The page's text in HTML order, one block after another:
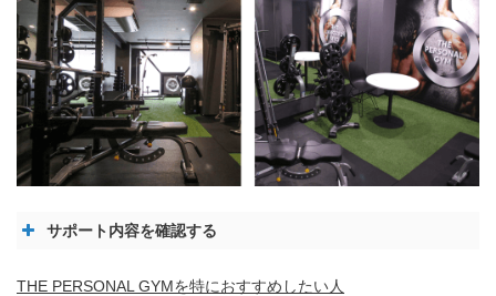
サポート内容を確認する
THE PERSONAL GYMを特におすすめしたい人